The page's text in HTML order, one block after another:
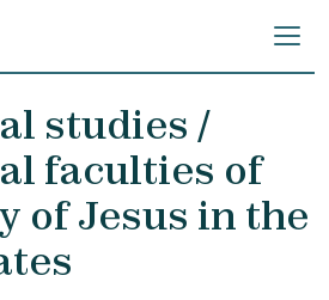
studies /
faculties of
of Jesus in the